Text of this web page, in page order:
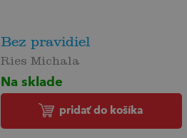
Bez pravidiel
Ries Michala
Na sklade
pridať do košíka